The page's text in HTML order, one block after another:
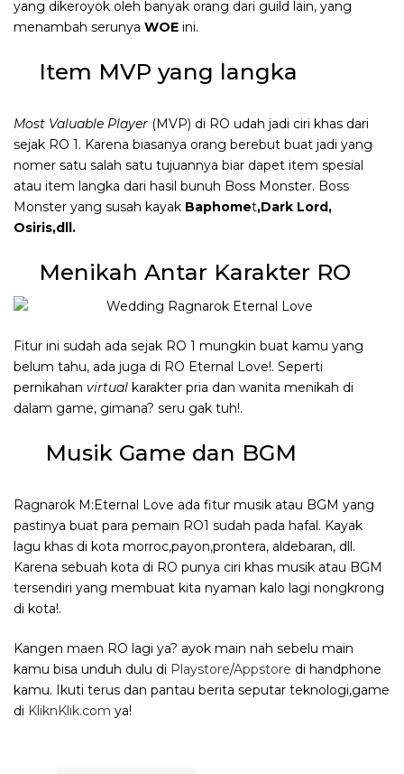
yang dikeroyok oleh banyak orang dari guild lain, yang
menambah serunya WOE ini.
Item MVP yang langka
Most Valuable Player (MVP) di RO udah jadi ciri khas dari
sejak RO 1. Karena biasanya orang berebut buat jadi yang
nomer satu salah satu tujuannya biar dapet item spesial
atau item langka dari hasil bunuh Boss Monster. Boss
Monster yang susah kayak Baphomet,Dark Lord,
Osiris,dll.
Menikah Antar Karakter RO
Fitur ini sudah ada sejak RO 1 mungkin buat kamu yang
belum tahu, ada juga di RO Eternal Love!. Seperti
pernikahan virtual karakter pria dan wanita menikah di
dalam game, gimana? seru gak tuh!.
Musik Game dan BGM
Ragnarok M:Eternal Love ada fitur musik atau BGM yang
pastinya buat para pemain RO1 sudah pada hafal. Kayak
lagu khas di kota morroc,payon,prontera, aldebaran, dll.
Karena sebuah kota di RO punya ciri khas musik atau BGM
tersendiri yang membuat kita nyaman kalo lagi nongkrong
di kota!.
Kangen maen RO lagi ya? ayok main nah sebelu main
kamu bisa unduh dulu di Playstore/Appstore di handphone
kamu. Ikuti terus dan pantau berita seputar teknologi,game
di KliknKlik.com ya!